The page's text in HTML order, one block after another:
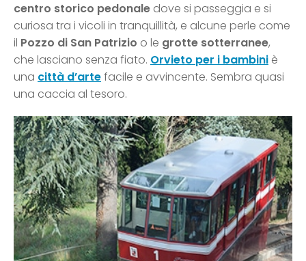
centro storico pedonale dove si passeggia e si
curiosa tra i vicoli in tranquillità, e alcune perle come
il Pozzo di San Patrizio o le grotte sotterranee,
che lasciano senza fiato. Orvieto per i bambini è
una città d’artefacile e avvincente. Sembra quasi
una caccia al tesoro.